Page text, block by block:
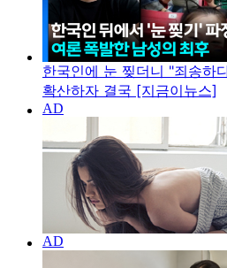
한국인에 눈 찢더니 "죄송하
확산하자 결국 [지금이뉴스]